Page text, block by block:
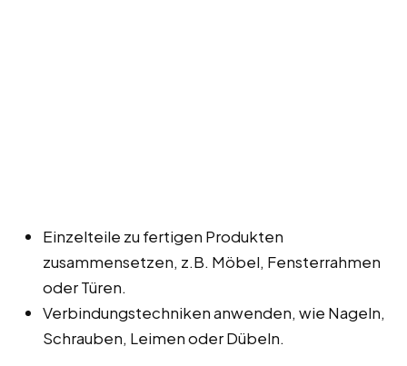
Einzelteile zu fertigen Produkten
zusammensetzen, z.B. Möbel, Fensterrahmen
oder Türen.
Verbindungstechniken anwenden, wie Nageln,
Schrauben, Leimen oder Dübeln.